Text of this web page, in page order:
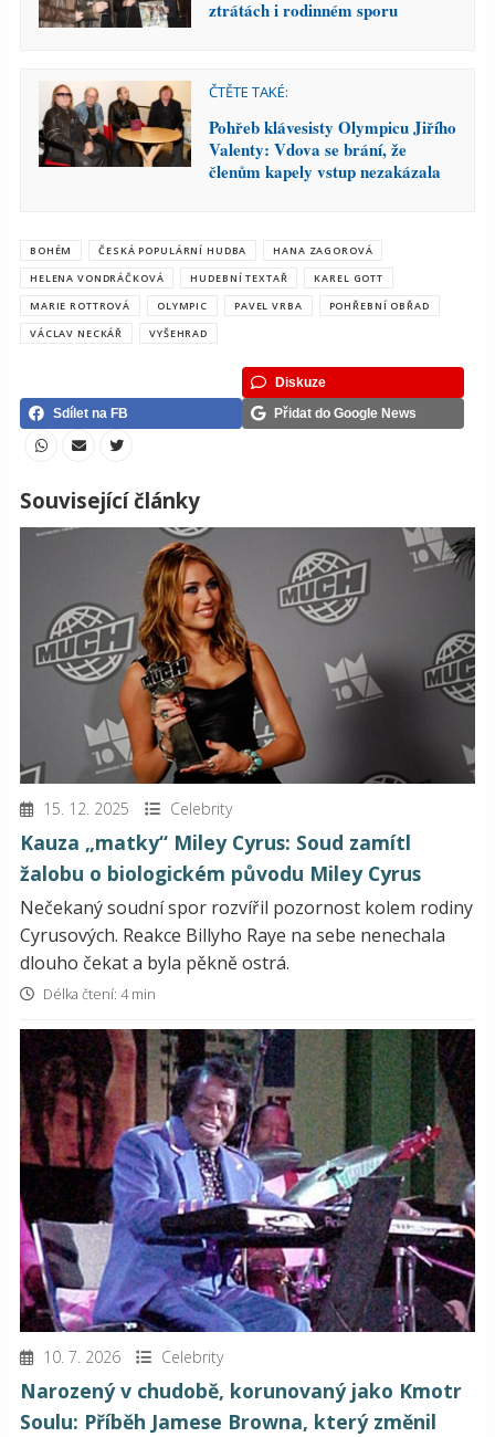
ztrátách i rodinném sporu
ČTĚTE TAKÉ:
Pohřeb klávesisty Olympicu Jiřího
Valenty: Vdova se brání, že
členům kapely vstup nezakázala
BOHÉM ČESKÁ POPULÁRNÍ HUDBA
HANA ZAGOROVÁ
HELENA VONDRÁČKOVÁ
HUDEBNÍ TEXTAŘ
KAREL GOTT
MARIE ROTTROVÁ
OLYMPIC PAVEL VRBA
POHŘEBNÍ OBŘAD
VÁCLAV NECKÁŘ
VYŠEHRAD
Diskuze
Sdílet na FB
Přidat do Google News
Související články
15. 12. 2025 Celebrity
Kauza „matky“ Miley Cyrus: Soud zamítl
žalobu o biologickém původu Miley Cyrus
Nečekaný soudní spor rozvířil pozornost kolem rodiny
Cyrusových. Reakce Billyho Raye na sebe nenechala
dlouho čekat a byla pěkně ostrá.
Délka čtení: 4 min
10. 7. 2026 Celebrity
Narozený v chudobě, korunovaný jako Kmotr
Soulu: Příběh Jamese Browna, který změnil